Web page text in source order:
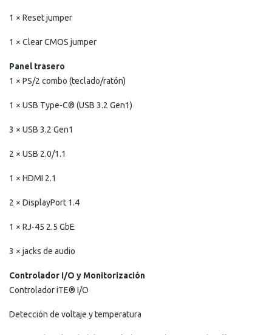
1 × Reset jumper
1 × Clear CMOS jumper
Panel trasero
1 × PS/2 combo (teclado/ratón)
1 × USB Type-C® (USB 3.2 Gen1)
3 × USB 3.2 Gen1
2 × USB 2.0/1.1
1 × HDMI 2.1
2 × DisplayPort 1.4
1 × RJ-45 2.5 GbE
3 × jacks de audio
Controlador I/O y Monitorización
Controlador iTE® I/O
Detección de voltaje y temperatura